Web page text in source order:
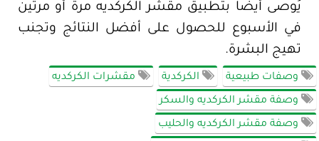
يُوصى أيضًا بتطبيق مقشر الكركديه مرة أو مرتين
في الأسبوع للحصول على أفضل النتائج وتجنب
تهيج البشرة.
وصفات طبيعية الكركدية مقشرات الكركديه
وصفة مقشر الكركديه والسكر
وصفة مقشر الكركديه والحليب